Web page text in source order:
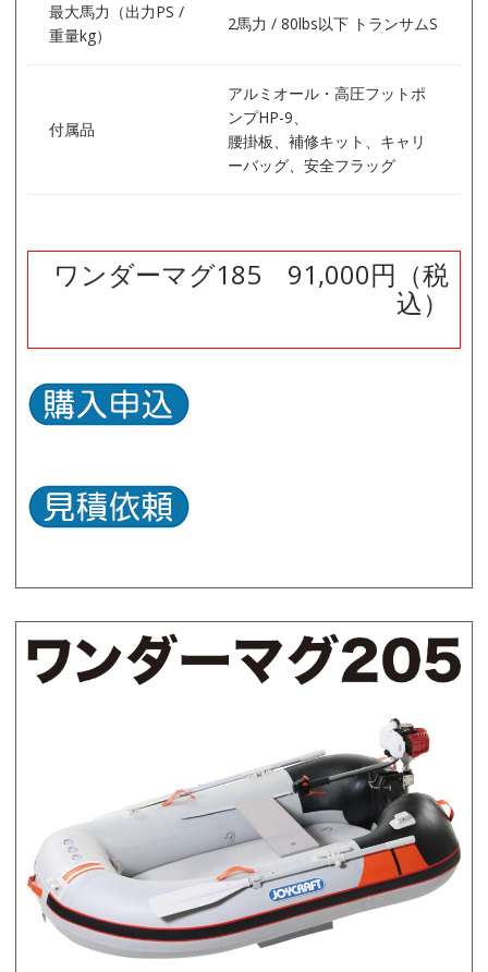
最大馬力（出力PS /
重量kg）
2馬力 / 80lbs以下 トランサムS
付属品
アルミオール・高圧フットポ
ンプHP-9、
腰掛板、補修キット、キャリ
ーバッグ、安全フラッグ
ワンダーマグ185 91,000円（税
込）